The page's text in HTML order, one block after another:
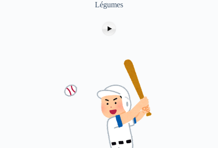
Légumes